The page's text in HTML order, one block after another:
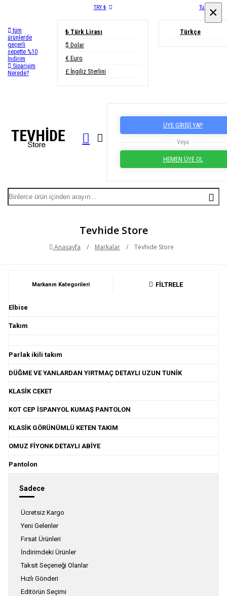
%10
TRY ₺
₺ Türk Lirası
$ Dolar
€ Euro
£ İngiliz Sterlini
Türkçe
Türkçe
ÜYE GİRİŞİ YAP
Veya
HEMEN ÜYE OL
Tevhide Store
Anasayfa / Markalar / Tevhide Store
Markanın Kategorileri FİLTRELE
Elbise
Takım
Parlak ikili takım
DÜĞME VE YANLARDAN YIRTMAÇ DETAYLI UZUN TUNİK
KLASİK CEKET
KOT CEP İSPANYOL KUMAŞ PANTOLON
KLASİK GÖRÜNÜMLÜ KETEN TAKIM
OMUZ FİYONK DETAYLI ABİYE
Pantolon
Sadece
Ücretsiz Kargo
Yeni Gelenler
Fırsat Ürünleri
İndirimdeki Ürünler
Taksit Seçeneği Olanlar
Hızlı Gönderi
Editörün Seçimi
×
×